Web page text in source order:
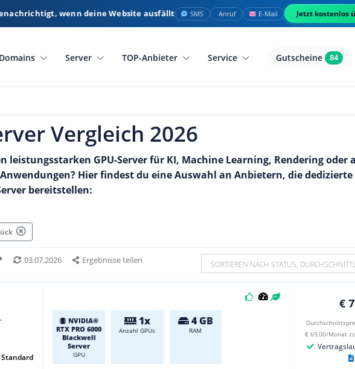
wenn deine Website ausfällt SMS Anruf E-Mail Jetzt kostenlos
Domains Server TOP-Anbieter Service Gutscheine 84
Vergleich 2026
leistungsstarken GPU-Server für KI, Machine Learning, Rendering oder
Hier findest du eine Auswahl an Anbietern, die
bereitstellen:
03.07.2026 Ergebnisse teilen SORTIEREN NACH STATUS,
NVIDIA®
RTX PRO 6000
Blackwell
Server
GPU
1x
Anzahl GPUs
4 GB
RAM
Standard
€
€ 69,00/Monat